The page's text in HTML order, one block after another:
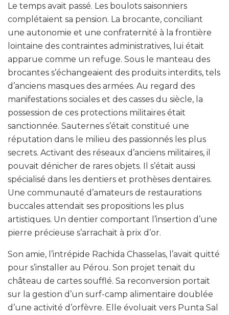
Le temps avait passé. Les boulots saisonniers
complétaient sa pension. La brocante, conciliant
une autonomie et une confraternité à la frontière
lointaine des contraintes administratives, lui était
apparue comme un refuge. Sous le manteau des
brocantes s’échangeaient des produits interdits, tels
d’anciens masques des armées. Au regard des
manifestations sociales et des casses du siècle, la
possession de ces protections militaires était
sanctionnée. Sauternes s’était constitué une
réputation dans le milieu des passionnés les plus
secrets. Activant des réseaux d’anciens militaires, il
pouvait dénicher de rares objets. Il s’était aussi
spécialisé dans les dentiers et prothèses dentaires.
Une communauté d’amateurs de restaurations
buccales attendait ses propositions les plus
artistiques. Un dentier comportant l’insertion d’une
pierre précieuse s’arrachait à prix d’or.
Son amie, l’intrépide Rachida Chasselas, l’avait quitté
pour s’installer au Pérou. Son projet tenait du
château de cartes soufflé. Sa reconversion portait
sur la gestion d’un surf-camp alimentaire doublée
d’une activité d’orfèvre. Elle évoluait vers Punta Sal